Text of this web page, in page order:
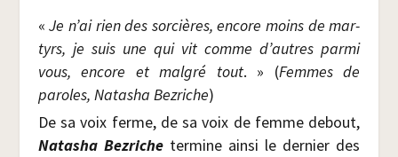
«Je n’ai rien des sor­cières, encore moins de mar­
tyrs, je suis une qui vit comme d’autres par­mi
vous, encore et mal­gré tout. » (Femmes de
paroles, Nata­sha Bez­riche)
De sa voix ferme, de sa voix de femme debout,
Nata­sha Bez­riche ter­mine ain­si le der­nier des